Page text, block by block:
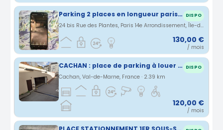
Parking 2 places en longueur paris 14° DISPO
24 bis Rue des Plantes, Paris 14e Arrondissement, Île-de-France, France · 2.32 km
130,00 €
/ mois
CACHAN : place de parking à louer (centre-ville) DISPO
Cachan, Val-de-Marne, France · 2.39 km
120,00 €
/ mois